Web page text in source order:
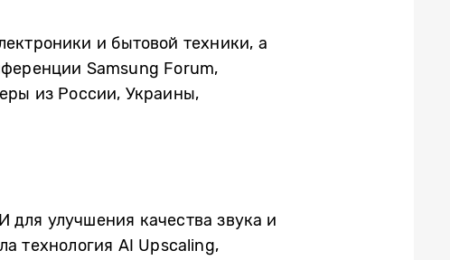
и бытовой техники, а
Samsung Forum,
из России, Украины,
для улучшения качества звука и
технология AI Upscaling,